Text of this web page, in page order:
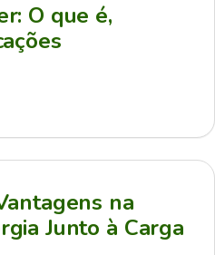
O que é,
na
Junto à Carga